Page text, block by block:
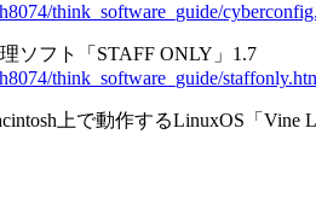
think_software_guide/
ソフト「STAFF ONLY」1.7
think_software_guide/
上で動作するLinuxOS「Vine